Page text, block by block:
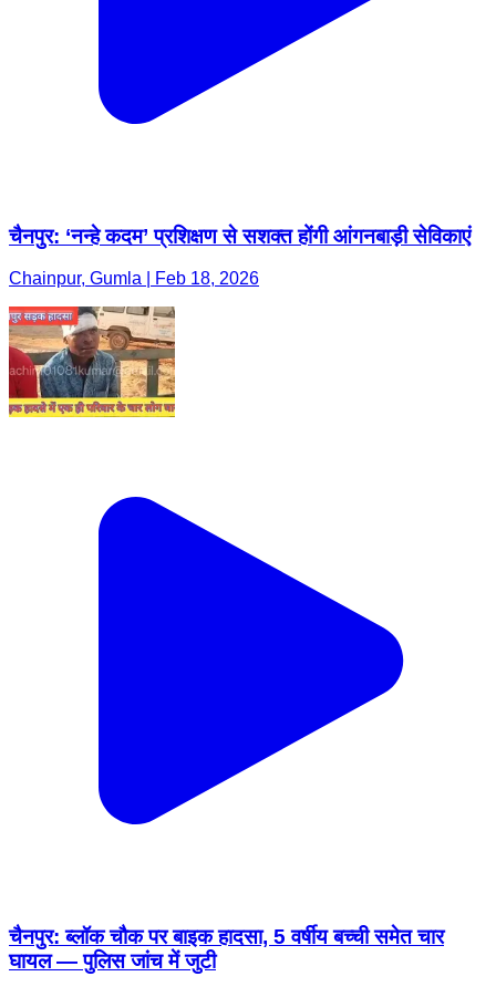
चैनपुर: ‘नन्हे कदम’ प्रशिक्षण से सशक्त होंगी आंगनबाड़ी सेविकाएं
Chainpur, Gumla | Feb 18, 2026
चैनपुर: ब्लॉक चौक पर बाइक हादसा, 5 वर्षीय बच्ची समेत चार
घायल — पुलिस जांच में जुटी